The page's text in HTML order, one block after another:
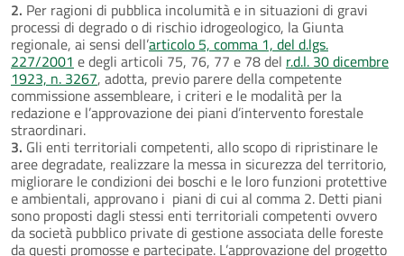
2. Per ragioni di pubblica incolumità e in situazioni di gravi
processi di degrado o di rischio idrogeologico, la Giunta
regionale, ai sensi dell’articolo 5, comma 1, del d.lgs.
227/2001 e degli articoli 75, 76, 77 e 78 del r.d.l. 30 dicembre
1923, n. 3267, adotta, previo parere della competente
commissione assembleare, i criteri e le modalità per la
redazione e l’approvazione dei piani d’intervento forestale
straordinari.
3. Gli enti territoriali competenti, allo scopo di ripristinare le
aree degradate, realizzare la messa in sicurezza del territorio,
migliorare le condizioni dei boschi e le loro funzioni protettive
e ambientali, approvano i piani di cui al comma 2. Detti piani
sono proposti dagli stessi enti territoriali competenti ovvero
da società pubblico private di gestione associata delle foreste
da questi promosse e partecipate. L’approvazione del progetto